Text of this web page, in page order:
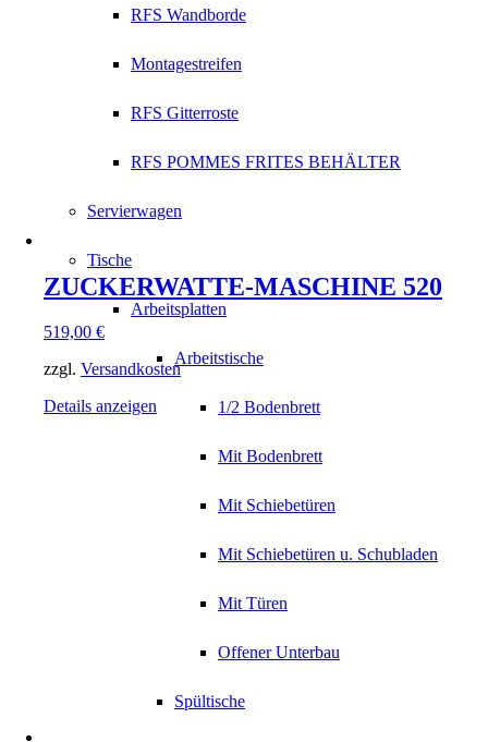
RFS Wandborde
Montagestreifen
RFS Gitterroste
RFS POMMES FRITES BEHÄLTER
Servierwagen
Tische
Arbeitsplatten
Arbeitstische
1/2 Bodenbrett
Mit Bodenbrett
Mit Schiebetüren
Mit Schiebetüren u. Schubladen
Mit Türen
Offener Unterbau
Spültische
ZUCKERWATTE-MASCHINE 520
519,00 €
zzgl. Versandkosten
Details anzeigen